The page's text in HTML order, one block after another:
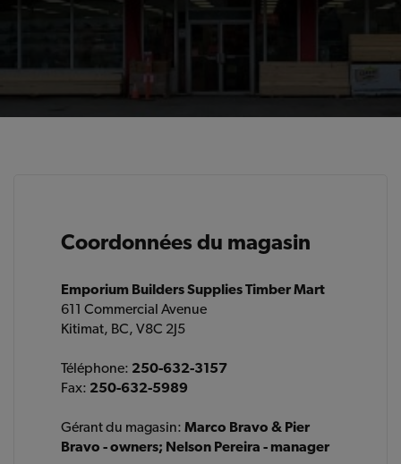
Coordonnées du magasin
Emporium Builders Supplies Timber Mart
611 Commercial Avenue
Kitimat, BC, V8C 2J5
Téléphone: 250-632-3157
Fax: 250-632-5989
Gérant du magasin:Marco Bravo & Pier
Bravo - owners; Nelson Pereira - manager